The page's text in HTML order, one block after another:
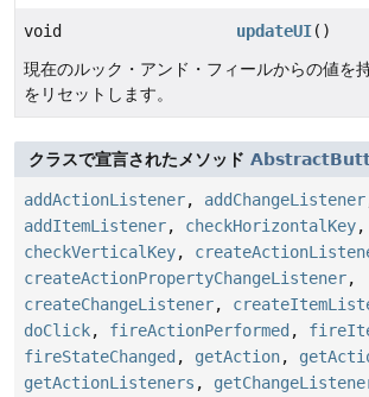
void updateUI()
現在のルック・アンド・フィールからの値を
をリセットします。
クラスで宣言されたメソッド
addActionListener, addChangeListener
addItemListener, checkHorizontalKey,
checkVerticalKey,
createActionPropertyChangeListener,
createChangeListener,
doClick, fireActionPerformed ,
fireStateChanged , getAction,
getActionListeners ,